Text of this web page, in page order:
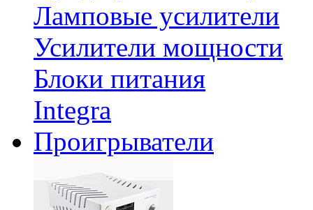
Ламповые усилители
Усилители мощности
Блоки питания
Integra
Проигрыватели